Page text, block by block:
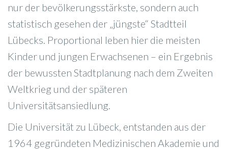
nur der bevölkerungsstärkste, sondern auch
statistisch gesehen der „jüngste“ Stadtteil
Lübecks. Proportional leben hier die meisten
Kinder und jungen Erwachsenen – ein Ergebnis
der bewussten Stadtplanung nach dem Zweiten
Weltkrieg und der späteren
Universitätsansiedlung.
Die Universität zu Lübeck, entstanden aus der
1964 gegründeten Medizinischen Akademie und